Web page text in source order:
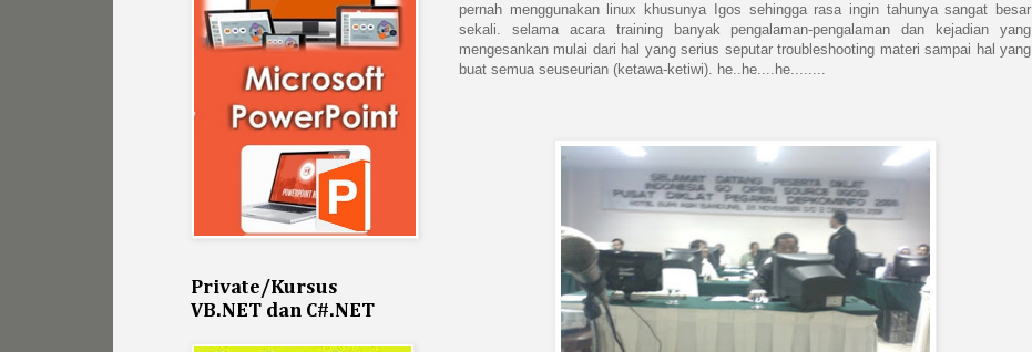
pernah menggunakan linux khusunya Igos sehingga rasa ingin tahunya sangat besar
sekali. selama acara training banyak pengalaman-pengalaman dan kejadian yang
mengesankan mulai dari hal yang serius seputar troubleshooting materi sampai hal yang
buat semua seuseurian (ketawa-ketiwi). he..he....he........
Private/Kursus
VB.NET dan C#.NET